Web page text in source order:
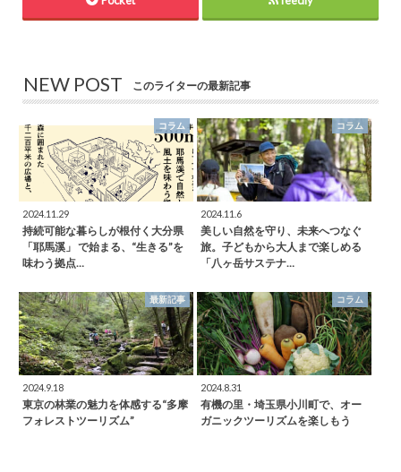
NEW POST このライターの最新記事
コラム
2024.11.29
持続可能な暮らしが根付く大分県
「耶馬溪」 で始まる、“生きる”を
味わう拠点…
コラム
2024.11.6
美しい自然を守り、未来へつなぐ
旅。子どもから大人まで楽しめる
「八ヶ岳サステナ…
最新記事
2024.9.18
東京の林業の魅力を体感する“多摩
フォレストツーリズム”
コラム
2024.8.31
有機の里・埼玉県小川町で、オー
ガニックツーリズムを楽しもう